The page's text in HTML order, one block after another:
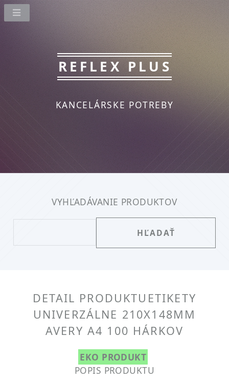
REFLEX PLUS
KANCELÁRSKE POTREBY
VYHĽADÁVANIE PRODUKTOV
DETAIL PRODUKTU ETIKETY
UNIVERZÁLNE 210X148MM
AVERY A4 100 HÁRKOV
EKO PRODUKT
POPIS PRODUKTU